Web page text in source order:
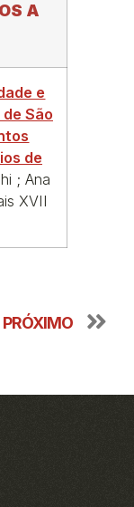
A
e
São
de
; Ana
XVII
PRÓXIMO